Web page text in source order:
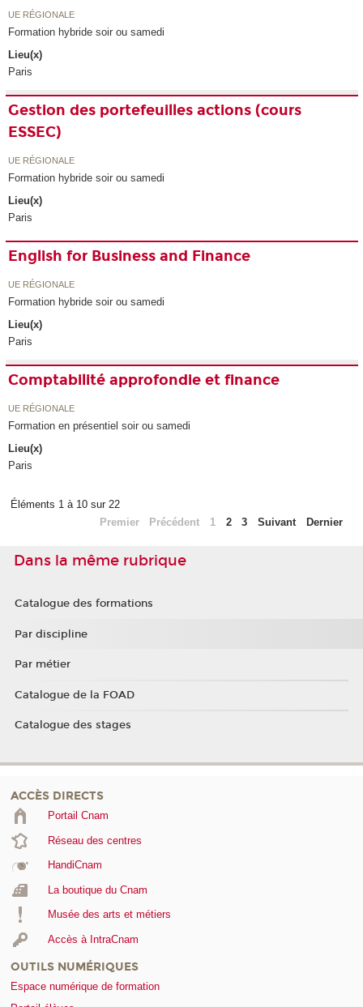
UE RÉGIONALE
Formation hybride soir ou samedi
Lieu(x)
Paris
Gestion des portefeuilles actions (cours
ESSEC)
UE RÉGIONALE
Formation hybride soir ou samedi
Lieu(x)
Paris
English for Business and Finance
UE RÉGIONALE
Formation hybride soir ou samedi
Lieu(x)
Paris
Comptabilité approfondie et finance
UE RÉGIONALE
Formation en présentiel soir ou samedi
Lieu(x)
Paris
Éléments 1 à 10 sur 22
Premier
Précédent 1 2 3 Suivant Dernier
Dans la même rubrique
Catalogue des formations
Par discipline
Par métier
Catalogue de la FOAD
Catalogue des stages
ACCÈS DIRECTS
Portail Cnam
Réseau des centres
HandiCnam
La boutique du Cnam
Musée des arts et métiers
Accès à IntraCnam
OUTILS NUMÉRIQUES
Espace numérique de formation